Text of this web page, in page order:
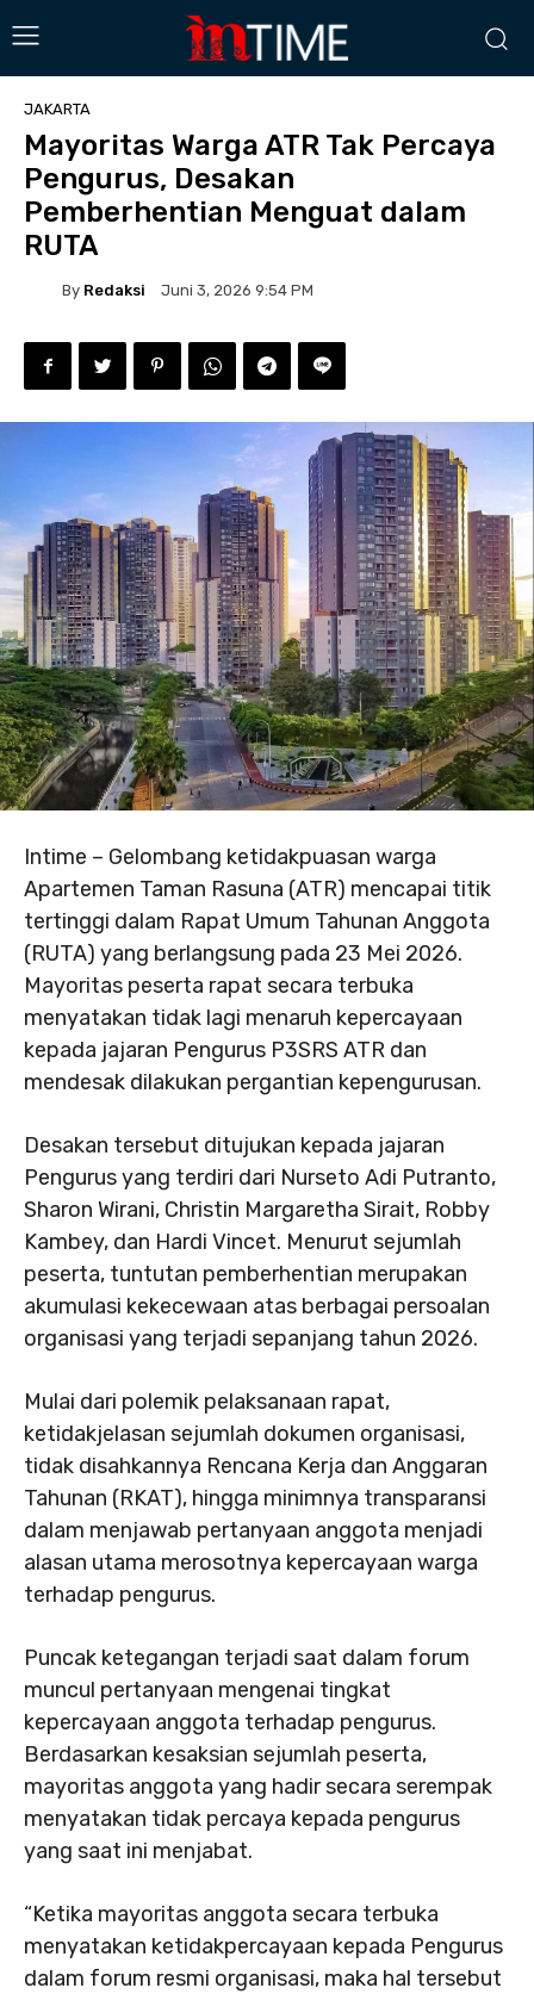
JAKARTA
Mayoritas Warga ATR Tak Percaya
Pengurus, Desakan
Pemberhentian Menguat dalam
RUTA
By Redaksi Juni 3, 2026 9:54 PM
Intime – Gelombang ketidakpuasan warga
Apartemen Taman Rasuna (ATR) mencapai titik
tertinggi dalam Rapat Umum Tahunan Anggota
(RUTA) yang berlangsung pada 23 Mei 2026.
Mayoritas peserta rapat secara terbuka
menyatakan tidak lagi menaruh kepercayaan
kepada jajaran Pengurus P3SRS ATR dan
mendesak dilakukan pergantian kepengurusan.
Desakan tersebut ditujukan kepada jajaran
Pengurus yang terdiri dari Nurseto Adi Putranto,
Sharon Wirani, Christin Margaretha Sirait, Robby
Kambey, dan Hardi Vincet. Menurut sejumlah
peserta, tuntutan pemberhentian merupakan
akumulasi kekecewaan atas berbagai persoalan
organisasi yang terjadi sepanjang tahun 2026.
Mulai dari polemik pelaksanaan rapat,
ketidakjelasan sejumlah dokumen organisasi,
tidak disahkannya Rencana Kerja dan Anggaran
Tahunan (RKAT), hingga minimnya transparansi
dalam menjawab pertanyaan anggota menjadi
alasan utama merosotnya kepercayaan warga
terhadap pengurus.
Puncak ketegangan terjadi saat dalam forum
muncul pertanyaan mengenai tingkat
kepercayaan anggota terhadap pengurus.
Berdasarkan kesaksian sejumlah peserta,
mayoritas anggota yang hadir secara serempak
menyatakan tidak percaya kepada pengurus
yang saat ini menjabat.
“Ketika mayoritas anggota secara terbuka
menyatakan ketidakpercayaan kepada Pengurus
dalam forum resmi organisasi, maka hal tersebut